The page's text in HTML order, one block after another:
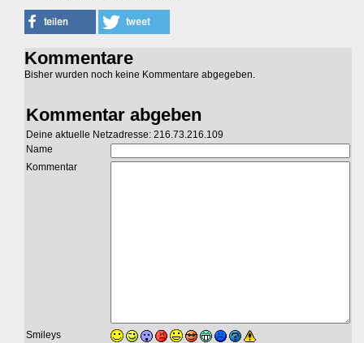
Kommentare
Bisher wurden noch keine Kommentare abgegeben.
Kommentar abgeben
Deine aktuelle Netzadresse: 216.73.216.109
Name
Kommentar
Smileys